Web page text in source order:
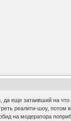
да еще затаивший на
реалити-шоу, потом
на модератора